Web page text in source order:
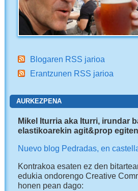
Blogaren RSS jarioa
Erantzunen RSS jarioa
AURKEZPENA
Mikel Iturria aka Iturri, irundar
elastikoarekin agit&prop egiten
Nuevo blog Pedradas, en
Kontrakoa esaten ez den
edukia ondorengo Creative
honen pean dago: